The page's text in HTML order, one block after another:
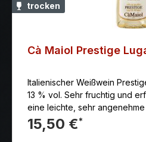
trocken
Cà Maiol Prestige
Italienischer Weißwein
13 % vol. Sehr fruchtig und
eine leichte, sehr
und ist somit ein Weißwein,
Sommer genießt. Präsentiert
15,50 €*